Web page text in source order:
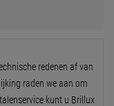
redenen af van
raden we aan om
kunt u Brillux